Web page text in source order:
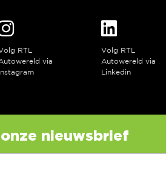
RTL
via
Instagram
Volg RTL
Autowereld via
Linkedin
nieuwsbrief